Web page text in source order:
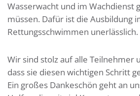
Wasserwacht und im Wachdienst
müssen. Dafür ist die Ausbildung
Rettungsschwimmen unerlässlich.
Wir sind stolz auf alle Teilnehmer
dass sie diesen wichtigen Schritt
Ein großes Dankeschön geht an